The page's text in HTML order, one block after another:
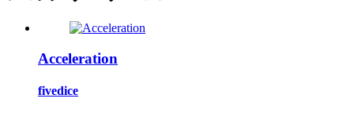
Acceleration
fivedice